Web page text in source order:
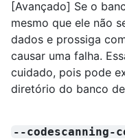
[Avançado] Se o
mesmo que ele não
dados e prossiga
causar uma falha.
cuidado, pois pode
diretório do banco
--codescanning-